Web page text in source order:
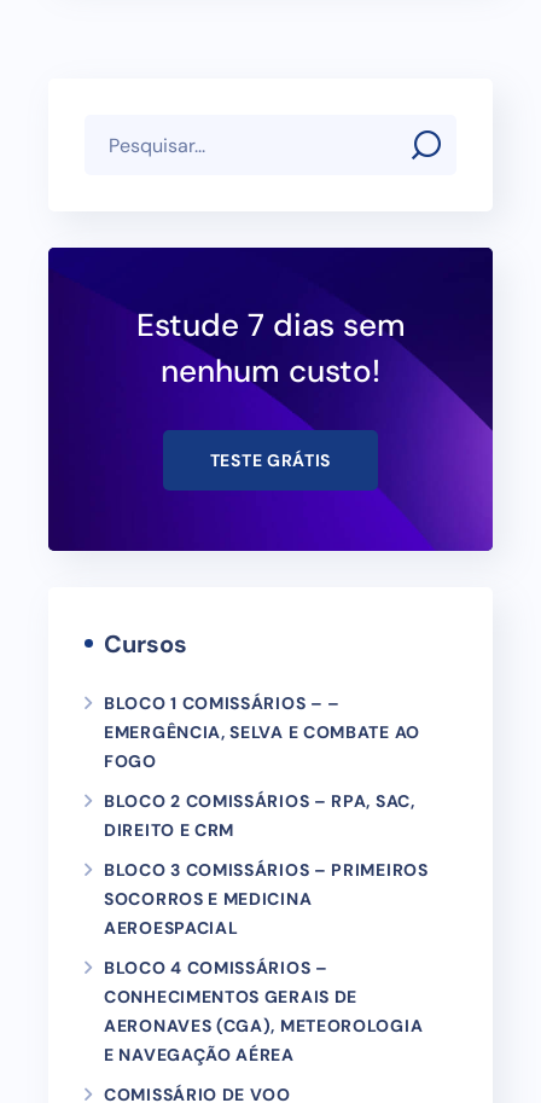
Estude 7 dias sem
nenhum custo!
TESTE GRÁTIS
Cursos
BLOCO 1 COMISSÁRIOS – –
EMERGÊNCIA, SELVA E COMBATE AO
FOGO
BLOCO 2 COMISSÁRIOS – RPA, SAC,
DIREITO E CRM
BLOCO 3 COMISSÁRIOS – PRIMEIROS
SOCORROS E MEDICINA
AEROESPACIAL
BLOCO 4 COMISSÁRIOS –
CONHECIMENTOS GERAIS DE
AERONAVES (CGA), METEOROLOGIA
E NAVEGAÇÃO AÉREA
COMISSÁRIO DE VOO